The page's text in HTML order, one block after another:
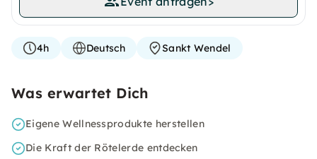
4h Deutsch Sankt Wendel
Was erwartet Dich
Eigene Wellnessprodukte herstellen
Die Kraft der Rötelerde entdecken